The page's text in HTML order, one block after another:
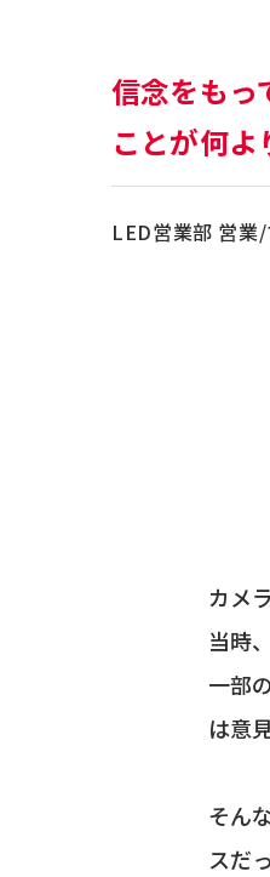
信念をもっ
ことが何よ
LED営業部 営業
カメ
当時
一部
は意
そん
スだ